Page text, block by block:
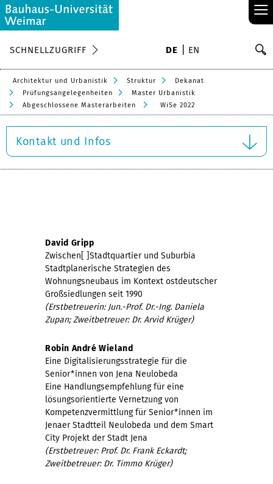
≡
SCHNELLZUGRIFF DE EN
Architektur und Urbanistik Struktur
Dekanat
Prüfungsangelegenheiten
Master Urbanistik
Abgeschlossene Masterarbeiten
WiSe 2022
Kontakt und Infos
David Gripp
Zwischen[ ]Stadtquartier und Suburbia
Stadtplanerische Strategien des
Wohnungsneubaus im Kontext ostdeutscher
Großsiedlungen seit 1990
(Erstbetreuerin: Jun.-Prof. Dr.-Ing. Daniela
Zupan; Zweitbetreuer: Dr. Arvid Krüger)
Robin André Wieland
Eine Digitalisierungsstrategie für die
Senior*innen von Jena Neulobeda
Eine Handlungsempfehlung für eine
lösungsorientierte Vernetzung von
Kompetenzvermittlung für Senior*innen im
Jenaer Stadtteil Neulobeda und dem Smart
City Projekt der Stadt Jena
(Erstbetreuer: Prof. Dr. Frank Eckardt;
Zweitbetreuer: Dr. Timmo Krüger)